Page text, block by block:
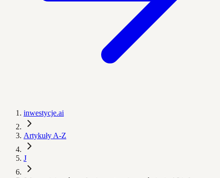
inwestycje.ai
Artykuły A-Z
J